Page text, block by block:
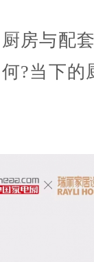
与配套
?当下的